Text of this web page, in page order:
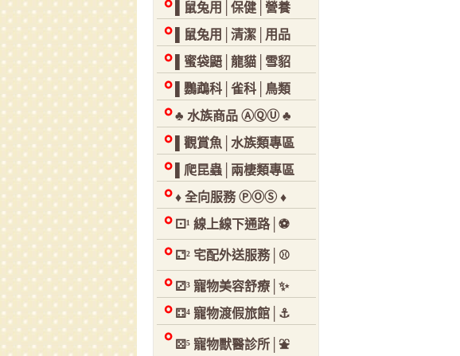
▌鼠兔用│保健│營養
▌鼠兔用│清潔│用品
▌蜜袋鼯│龍貓│雪貂
▌鸚鵡科│雀科│鳥類
♣ 水族商品 ⒶⓆⓊ ♣
▌觀賞魚│水族類專區
▌爬昆蟲│兩棲類專區
♦ 全向服務 ⓅⓄⓈ ♦
⚀¹ 線上線下通路│⚽
⚁² 宅配外送服務│⚾
⚂³ 寵物美容舒療│✨
⚃⁴ 寵物渡假旅館│⚓
⚄⁵ 寵物獸醫診所│⛲